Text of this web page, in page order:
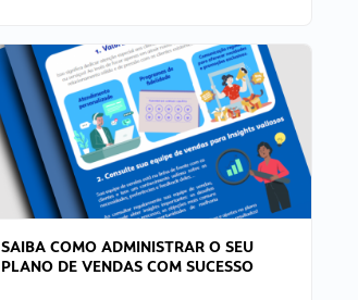
SAIBA COMO ADMINISTRAR O SEU
PLANO DE VENDAS COM SUCESSO